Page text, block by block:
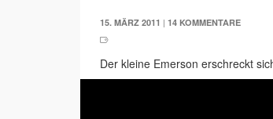
15. MÄRZ 2011 | 14 KOMMENTARE
Der kleine Emerson erschreckt